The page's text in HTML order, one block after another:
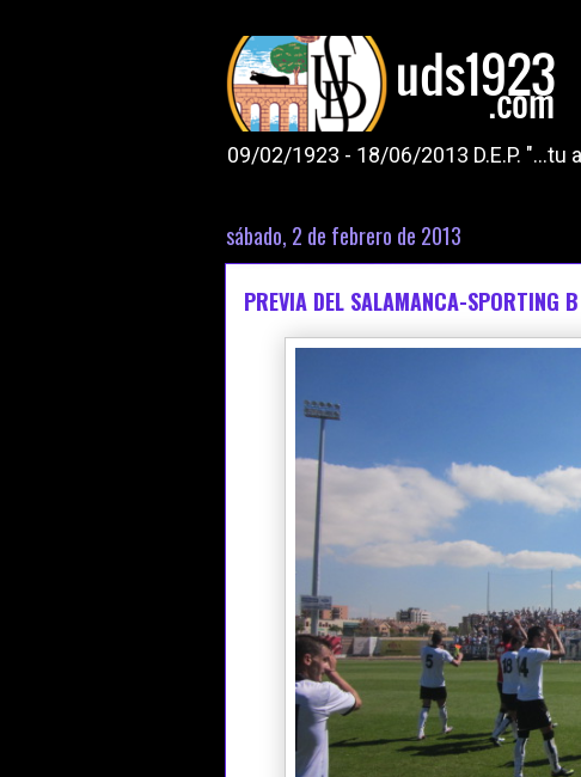
09/02/1923 - 18/06/2013 D.E.P.
sábado, 2 de febrero de 2013
PREVIA DEL SALAMANCA-SPORTING